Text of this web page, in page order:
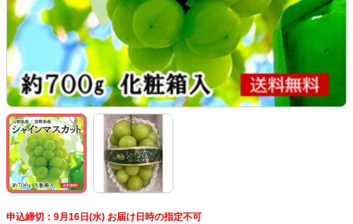
申込締切：9月16日(水) お届け日時の指定不可